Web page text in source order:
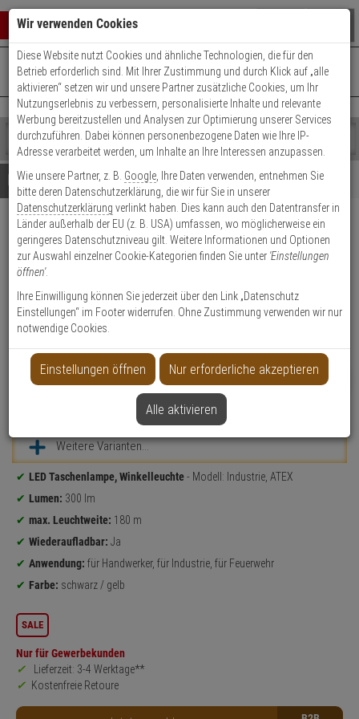
0 ARTIKEL IM WARENKORB
Ihr Warenkorb ist momentan leer.
Ergebnisse ()
Fertig
Shop
durchsuchen
Bitte
geben
Sie
mindestens
Zeichen
ein,
um
Suche
Es
wurde
noch
Kategorien
Suche
gestartet
+49 (0)821 899 493-0Mo. - Do.: 8:00 - 16:30 | Fr.: 8:00 - 14:00 Uhr
Kontaktservice nutzen
Details Beratung
LED LENSER EXC6R
Winkelleuchte ATEX m.
Ladestation
Produktmerkmale
NEU
Weitere Varianten...
Produktinformationen
LED Taschenlampe, Winkelleuchte- Modell: Industrie, ATEX
Lumen: 300 lm
max. Leuchtweite: 180 m
Wiederaufladbar: Ja
Anwendung: für Handwerker, für Industrie, für Feuerwehr
Farbe: schwarz / gelb
SALE
Nur für Gewerbekunden
Lieferzeit: 3-4 Werktage**
Kostenfreie Retoure
Wir verwenden Cookies
Diese Website nutzt Cookies und ähnliche Technologien, die für den
Betrieb erforderlich sind. Mit Ihrer Zustimmung und durch Klick auf „alle
aktivieren“ setzen wir und unsere Partner zusätzliche Cookies, um Ihr
Nutzungserlebnis zu verbessern, personalisierte Inhalte und relevante
Werbung bereitzustellen und Analysen zur Optimierung unserer Services
durchzuführen. Dabei können personenbezogene Daten wie Ihre IP-
Adresse verarbeitet werden, um Inhalte an Ihre Interessen anzupassen.
Wie unsere Partner, z. B. Google , Ihre Daten verwenden, entnehmen Sie
bitte deren Datenschutzerklärung, die wir für Sie in unserer
Datenschutzerklärung verlinkt haben. Dies kann auch den Datentransfer in
Länder außerhalb der EU (z. B. USA) umfassen, wo möglicherweise ein
geringeres Datenschutzniveau gilt. Weitere Informationen und Optionen
zur Auswahl einzelner Cookie-Kategorien finden Sie unter 'Einstellungen
öffnen'.
Ihre Einwilligung können Sie jederzeit über den Link „Datenschutz
Einstellungen“ im Footer widerrufen. Ohne Zustimmung verwenden wir nur
notwendige Cookies.
Einstellungen öffnen Nur erforderliche akzeptieren
Alle aktivieren